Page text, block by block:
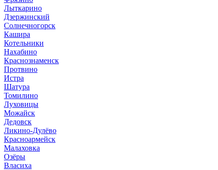
Лыткарино
Дзержинский
Солнечногорск
Кашира
Котельники
Нахабино
Краснознаменск
Протвино
Истра
Шатура
Томилино
Луховицы
Можайск
Дедовск
Ликино-Дулёво
Красноармейск
Малаховка
Озёры
Власиха